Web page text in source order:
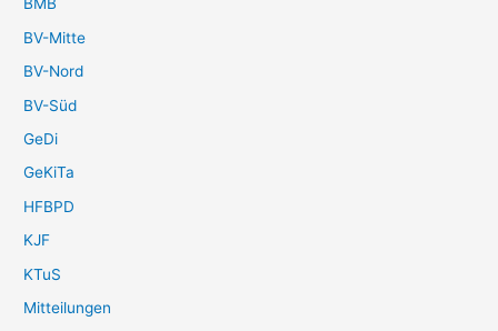
BMB
BV-Mitte
BV-Nord
BV-Süd
GeDi
GeKiTa
HFBPD
KJF
KTuS
Mitteilungen